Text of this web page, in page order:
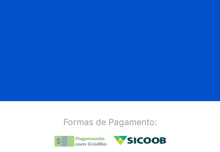
Formas de Pagamento: